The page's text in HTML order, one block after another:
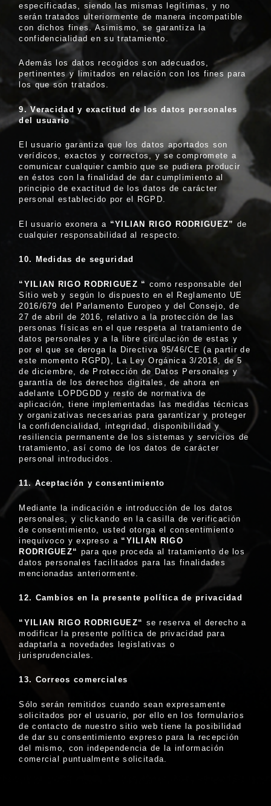
especificadas, siendo las mismas legítimas, y no
serán tratados ulteriormente de manera incompatible
con dichos fines. Asimismo, se garantiza la
confidencialidad en su tratamiento.
Además los datos recogidos son adecuados,
pertinentes y limitados en relación con los fines para
los que son tratados.
9. Veracidad y exactitud de los datos personales
del usuario
El usuario garantiza que los datos aportados son
verídicos, exactos y correctos, y se compromete a
comunicar cualquier cambio que se pudiera producir
en éstos con la finalidad de dar cumplimiento al
principio de exactitud de los datos de carácter
personal establecido por el RGPD.
El usuario exonera a “YILIAN RIGO RODRIGUEZ” de
cualquier responsabilidad al respecto.
10. Medidas de seguridad
“YILIAN RIGO RODRIGUEZ “ como responsable del
Sitio web y según lo dispuesto en el Reglamento UE
2016/679 del Parlamento Europeo y del Consejo, de
27 de abril de 2016, relativo a la protección de las
personas físicas en el que respeta al tratamiento de
datos personales y a la libre circulación de estas y
por el que se deroga la Directiva 95/46/CE (a partir de
este momento RGPD), La Ley Orgánica 3/2018, de 5
de diciembre, de Protección de Datos Personales y
garantía de los derechos digitales, de ahora en
adelante LOPDGDD y resto de normativa de
aplicación, tiene implementadas las medidas técnicas
y organizativas necesarias para garantizar y proteger
la confidencialidad, integridad, disponibilidad y
resiliencia permanente de los sistemas y servicios de
tratamiento, así como de los datos de carácter
personal introducidos.
11. Aceptación y consentimiento
Mediante la indicación e introducción de los datos
personales, y clickando en la casilla de verificación
de consentimiento, usted otorga el consentimiento
inequívoco y expreso a “YILIAN RIGO
RODRIGUEZ“ para que proceda al tratamiento de los
datos personales facilitados para las finalidades
mencionadas anteriormente.
12. Cambios en la presente política de privacidad
“YILIAN RIGO RODRIGUEZ“ se reserva el derecho a
modificar la presente política de privacidad para
adaptarla a novedades legislativas o
jurisprudenciales.
13. Correos comerciales
Sólo serán remitidos cuando sean expresamente
solicitados por el usuario, por ello en los formularios
de contacto de nuestro sitio web tiene la posibilidad
de dar su consentimiento expreso para la recepción
del mismo, con independencia de la información
comercial puntualmente solicitada.